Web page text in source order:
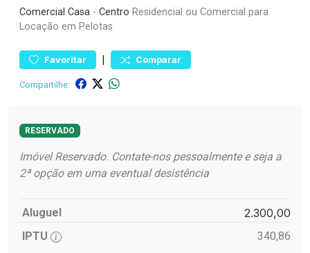
Comercial Casa - Centro Residencial ou Comercial para
Locação em Pelotas
Favoritar | Comparar
Compartilhe:
RESERVADO
Imóvel Reservado. Contate-nos pessoalmente e seja a
2ª opção em uma eventual desistência
Aluguel 2.300,00
IPTU 340,86